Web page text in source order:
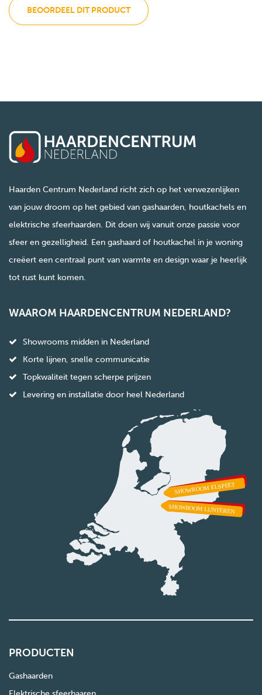
BEOORDEEL DIT PRODUCT
Haarden Centrum Nederland richt zich op het verwezenlijken
van jouw droom op het gebied van gashaarden, houtkachels en
elektrische sfeerhaarden. Dit doen wij vanuit onze passie voor
sfeer en gezelligheid. Een gashaard of houtkachel in je woning
creëert een centraal punt van warmte en design waar je heerlijk
tot rust kunt komen.
WAAROM HAARDENCENTRUM NEDERLAND?
Showrooms midden in Nederland
Korte lijnen, snelle communicatie
Topkwaliteit tegen scherpe prijzen
Levering en installatie door heel Nederland
PRODUCTEN
Gashaarden